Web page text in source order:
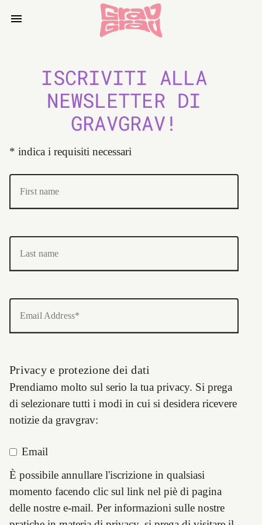
ISCRIVITI ALLA
NEWSLETTER DI
GRAVGRAV!
* indica i requisiti necessari
First name
Last name
Email Address*
Privacy e protezione dei dati
Prendiamo molto sul serio la tua privacy. Si prega
di selezionare tutti i modi in cui si desidera ricevere
notizie da gravgrav:
Email
È possibile annullare l'iscrizione in qualsiasi
momento facendo clic sul link nel piè di pagina
delle nostre e-mail. Per informazioni sulle nostre